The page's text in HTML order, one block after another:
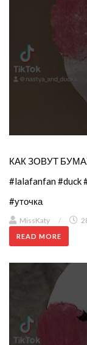
КАК ЗОВУТ
#lalafanfan #duck
#уточка
MissKaty /
READ MORE